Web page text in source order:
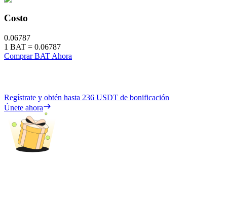
Costo
0.06787
1 BAT = 0.06787
Comprar BAT Ahora
Regístrate y obtén hasta 236 USDT de bonificación
Únete ahora